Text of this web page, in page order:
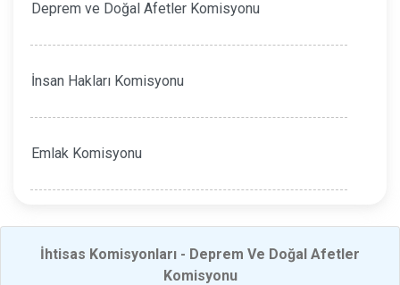
Deprem ve Doğal Afetler Komisyonu
İnsan Hakları Komisyonu
Emlak Komisyonu
İhtisas Komisyonları - Deprem Ve Doğal Afetler
Komisyonu